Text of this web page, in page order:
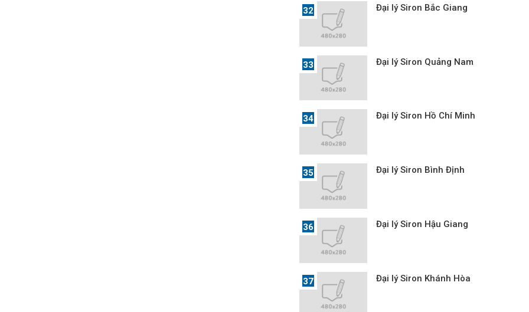
Đại lý Siron Bắc Giang
Đại lý Siron Quảng Nam
Đại lý Siron Hồ Chí Minh
Đại lý Siron Bình Định
Đại lý Siron Hậu Giang
Đại lý Siron Khánh Hòa